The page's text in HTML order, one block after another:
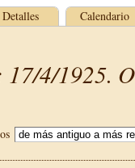
Detalles Calendario
4/1925.